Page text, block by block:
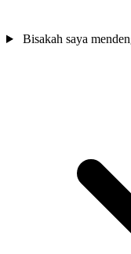
Bisakah saya